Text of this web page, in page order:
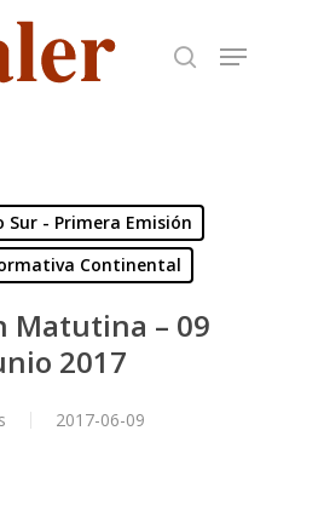
Sur - Primera Emisión
Continental
Matutina – 09
2017
2017-06-09